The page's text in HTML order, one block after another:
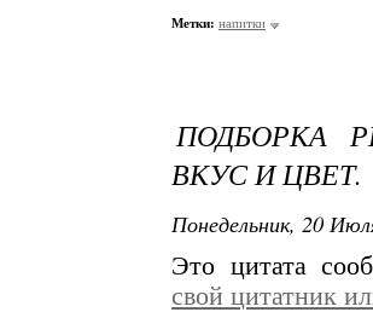
Метки: напитки
ПОДБОРКА
ВКУС И ЦВЕТ.
Понедельник, 20
Это цитата
свой цитатник